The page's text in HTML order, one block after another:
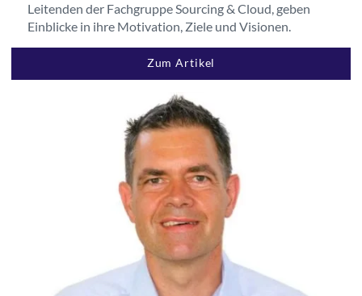
Leitenden der Fachgruppe Sourcing & Cloud, geben
Einblicke in ihre Motivation, Ziele und Visionen.
Zum Artikel